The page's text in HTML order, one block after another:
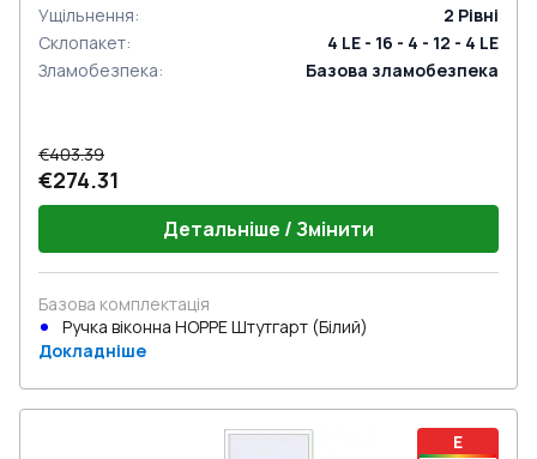
Ущільнення: 2 Рівні
Склопакет:
4 LE - 16 - 4 - 12 - 4 LE
Зламобезпека: Базова зламобезпека
€403.39
€274.31
Детальніше / Змінити
Базова комплектація
Ручка віконна HOPPE Штутгарт (Білий)
Докладніше
E